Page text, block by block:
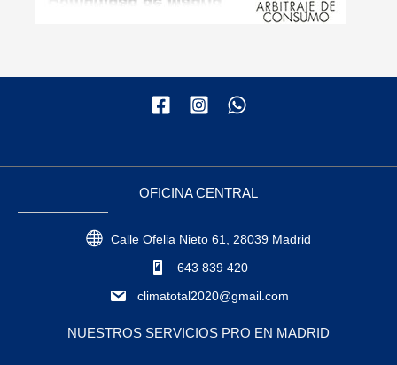
OFICINA CENTRAL
Calle Ofelia Nieto 61, 28039 Madrid
643 839 420
climatotal2020@gmail.com
NUESTROS SERVICIOS PRO EN MADRID